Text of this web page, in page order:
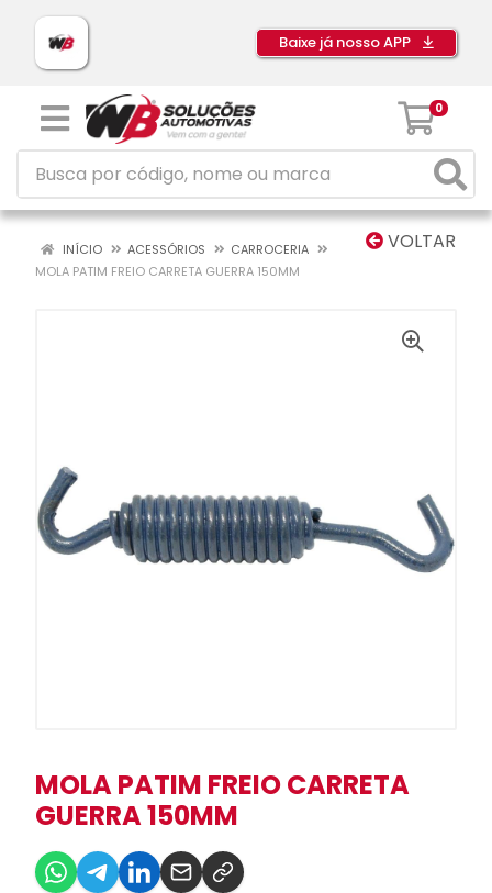
Baixe já nosso APP
0
VOLTAR
INÍCIO ACESSÓRIOS
CARROCERIA
MOLA PATIM FREIO CARRETA GUERRA 150MM
MOLA PATIM FREIO CARRETA
GUERRA 150MM